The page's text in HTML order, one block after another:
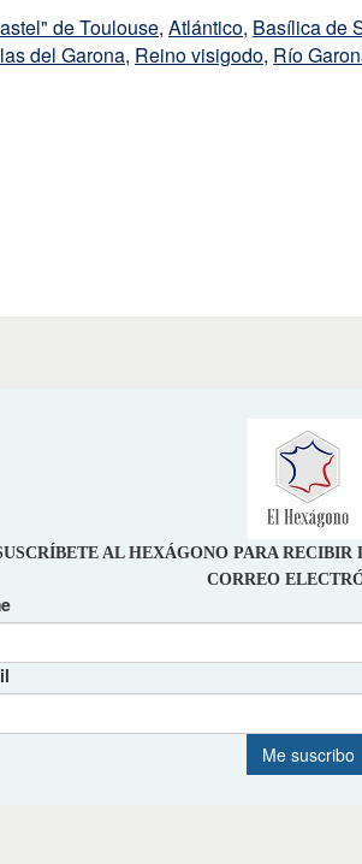
de Toulouse, Atlántico, Basílica de
del Garona, Reino visigodo, Río